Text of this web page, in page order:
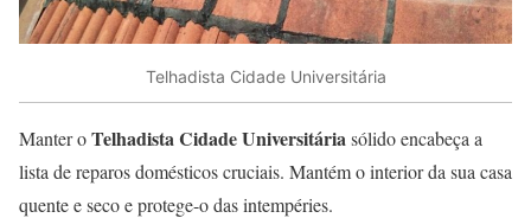
Telhadista Cidade Universitária
Manter oTelhadista Cidade Universitáriasólido encabeça a
lista de reparos domésticos cruciais. Mantém o interior da sua casa
quente e seco e protege-o das intempéries.